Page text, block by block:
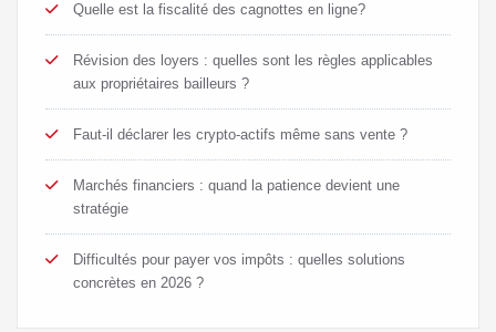
Quelle est la fiscalité des cagnottes en ligne?
Révision des loyers : quelles sont les règles applicables
aux propriétaires bailleurs ?
Faut-il déclarer les crypto-actifs même sans vente ?
Marchés financiers : quand la patience devient une
stratégie
Difficultés pour payer vos impôts : quelles solutions
concrètes en 2026 ?